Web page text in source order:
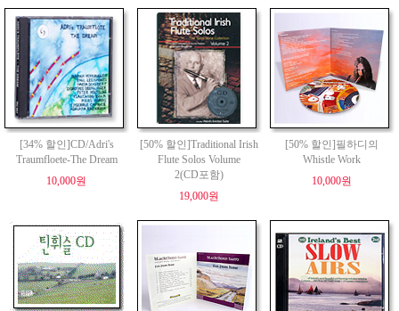
[34% 할인]CD/Adri's
Traumfloete-The Dream
10,000원
[50% 할인]Traditional Irish
Flute Solos Volume
2(CD포함)
19,000원
[50% 할인]필하디의
Whistle Work
10,000원